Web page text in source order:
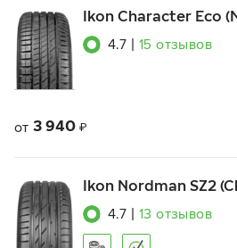
Ikon Character Eco
4.7 15 отзывов
от 3 940 ₽
Ikon Nordman SZ2
4.7 13 отзывов